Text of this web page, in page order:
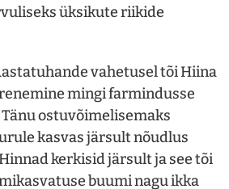
üksikute riikide
vahetusel tõi Hiina
mingi farmindusse
ostuvõimelisemaks
kasvas järsult nõudlus
kerkisid järsult ja see tõi
buumi nagu ikka